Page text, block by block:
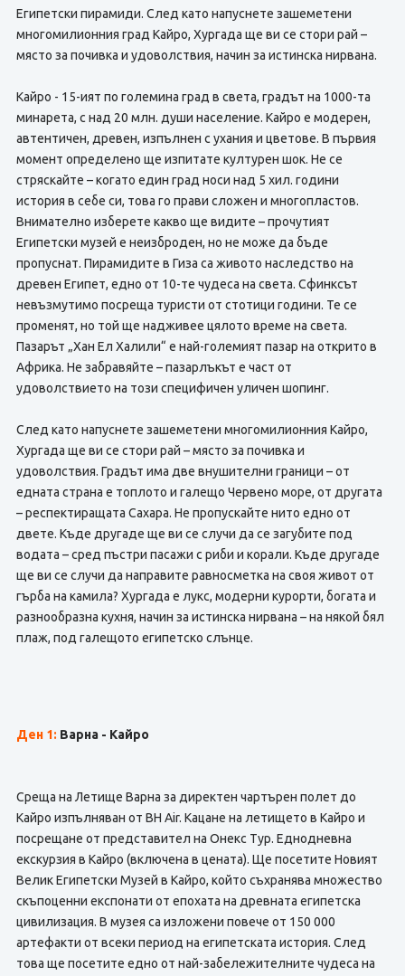
Египетски пирамиди. След като напуснете зашеметени
многомилионния град Кайро, Хургада ще ви се стори рай –
място за почивка и удоволствия, начин за истинска нирвана.
Кайро - 15-ият по големина град в света, градът на 1000-та
минарета, с над 20 млн. души население. Кайро е модерен,
автентичен, древен, изпълнен с ухания и цветове. В първия
момент определено ще изпитате културен шок. Не се
стряскайте – когато един град носи над 5 хил. години
история в себе си, това го прави сложен и многопластов.
Внимателно изберете какво ще видите – прочутият
Египетски музей е неизброден, но не може да бъде
пропуснат. Пирамидите в Гиза са живото наследство на
древен Египет, едно от 10-те чудеса на света. Сфинксът
невъзмутимо посреща туристи от стотици години. Те се
променят, но той ще надживее цялото време на света.
Пазарът „Хан Ел Халили“ е най-големият пазар на открито в
Африка. Не забравяйте – пазарлъкът е част от
удоволствието на този специфичен уличен шопинг.
След като напуснете зашеметени многомилионния Кайро,
Хургада ще ви се стори рай – място за почивка и
удоволствия. Градът има две внушителни граници – от
едната страна е топлото и галещо Червено море, от другата
– респектиращата Сахара. Не пропускайте нито едно от
двете. Къде другаде ще ви се случи да се загубите под
водата – сред пъстри пасажи с риби и корали. Къде другаде
ще ви се случи да направите равносметка на своя живот от
гърба на камила? Хургада е лукс, модерни курорти, богата и
разнообразна кухня, начин за истинска нирвана – на някой бял
плаж, под галещото египетско слънце.
Ден 1: Варна - Кайро
Среща на Летище Варна за директен чартърен полет до
Кайро изпълняван от BH Air. Кацане на летището в Кайро и
посрещане от представител на Онекс Тур. Еднодневна
екскурзия в Кайро (включена в цената). Ще посетите Новият
Велик Египетски Музей в Кайро, който съхранява множество
скъпоценни експонати от епохата на древната египетска
цивилизация. В музея са изложени повече от 150 000
артефакти от всеки период на египетската история. След
това ще посетите едно от най-забележителните чудеса на